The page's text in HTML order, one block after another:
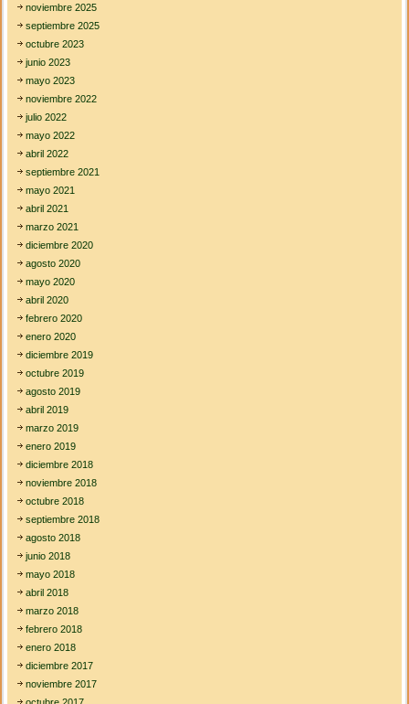
H
D
o
noviembre 2025
septiembre 2025
octubre 2023
junio 2023
mayo 2023
noviembre 2022
julio 2022
mayo 2022
abril 2022
septiembre 2021
mayo 2021
abril 2021
marzo 2021
diciembre 2020
agosto 2020
mayo 2020
abril 2020
febrero 2020
enero 2020
diciembre 2019
octubre 2019
agosto 2019
abril 2019
marzo 2019
enero 2019
diciembre 2018
noviembre 2018
octubre 2018
septiembre 2018
agosto 2018
junio 2018
mayo 2018
abril 2018
marzo 2018
febrero 2018
enero 2018
diciembre 2017
noviembre 2017